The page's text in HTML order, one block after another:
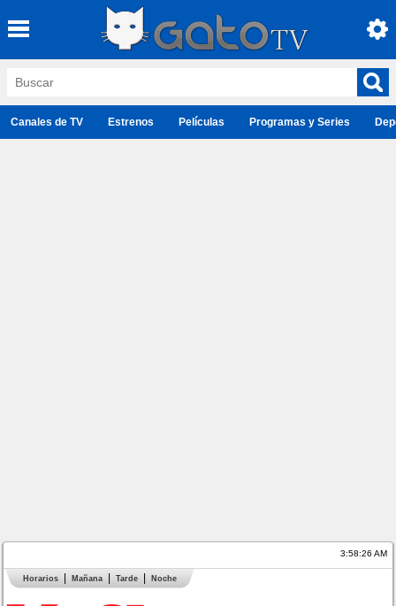
Canales de TV Estrenos Películas Programas y Series
3:58:27 AM
Horarios Mañana Tarde Noche